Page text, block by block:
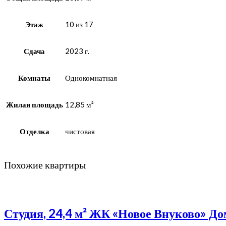
Этаж 10 из 17
Сдача 2023 г.
Комнаты Однокомнатная
Жилая площадь 12,85 м²
Отделка чистовая
Похожие квартиры
Студия, 24,4 м² ЖК «Новое Внуково»